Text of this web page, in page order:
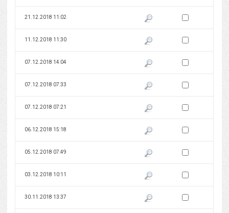
21.12.2018 11:02 Pokaż podgląd wersji z dnia
Zaznacz wersję do
11.12.2018 11:30 Pokaż podgląd wersji z dnia
Zaznacz wersję do
07.12.2018 14:04 Pokaż podgląd wersji z dnia
Zaznacz wersję do
07.12.2018 07:33 Pokaż podgląd wersji z dnia
Zaznacz wersję do
07.12.2018 07:21 Pokaż podgląd wersji z dnia
Zaznacz wersję do
06.12.2018 15:18 Pokaż podgląd wersji z dnia
Zaznacz wersję do
05.12.2018 07:49 Pokaż podgląd wersji z dnia
Zaznacz wersję do
03.12.2018 10:11 Pokaż podgląd wersji z dnia
Zaznacz wersję do
30.11.2018 13:37 Pokaż podgląd wersji z dnia
Zaznacz wersję do